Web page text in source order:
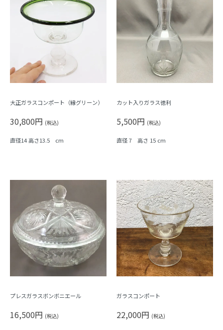
大正ガラスコンポート（縁グリーン）
30,800円 (税込)
直径14 高さ13.5 cm
カット入りガラス徳利
5,500円 (税込)
直径 7 高さ 15 cm
プレスガラスボンボニエール
16,500円 (税込)
ガラスコンポート
22,000円 (税込)